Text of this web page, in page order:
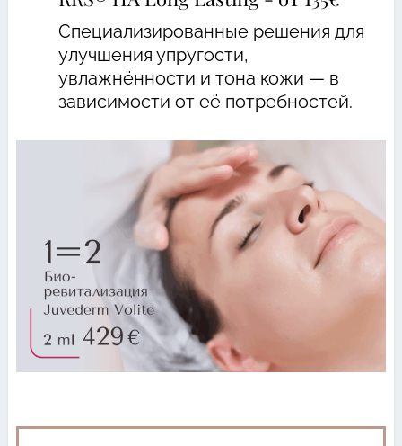
Специализированные решения для
улучшения упругости,
увлажнённости и тона кожи — в
зависимости от её потребностей.